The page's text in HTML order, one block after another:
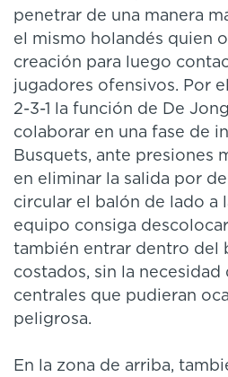
penetrar de una manera
el mismo holandés quien
creación para luego
jugadores ofensivos. Por
2-3-1 la función de De
colaborar en una fase de
Busquets, ante presiones
en eliminar la salida por
circular el balón de lado a
equipo consiga
también entrar dentro del
costados, sin la
centrales que pudieran
peligrosa.
En la zona de arriba,